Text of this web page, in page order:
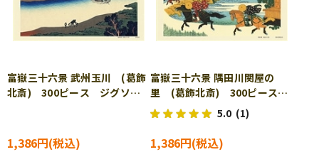
富嶽三十六景 武州玉川 (葛飾
北斎) 300ピース ジグソー
1,386円
富嶽三十六景 隅田川関屋の
里 (葛飾北斎) 300ピース
ジグソーパズル CUT-300-
052
5.0 (1)
1,386円